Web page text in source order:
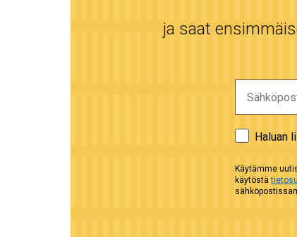
ja saat
Haluan
Käytämme
käytöstä